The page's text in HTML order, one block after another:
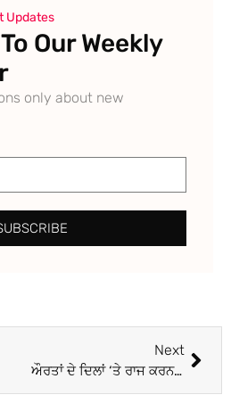
Updates
Our Weekly
only about new
Next
ਔਰਤਾਂ ਦੇ ਦਿਲਾਂ ‘ਤੇ ਰਾਜ ਕਰਨ ਵਾਲੇ ਇਮਰਾਨ ਖਾਨ ਬੈਠਣਗੇ ਪਾਕਿਸਤਾਨ ਦੇ ਤਖਤ ‘ਤੇ